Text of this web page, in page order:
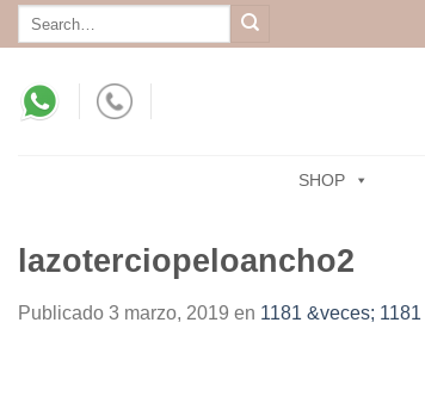
Skip
to
Search
SHOP
lazoterciopeloancho2
Publicado 3 marzo, 2019 en 1181 &veces; 1181